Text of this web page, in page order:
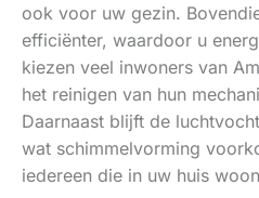
ook voor uw gezin.
efficiënter, waardoor u
kiezen veel inwoners van
het reinigen van hun
Daarnaast blijft de
wat schimmelvorming
iedereen die in uw huis